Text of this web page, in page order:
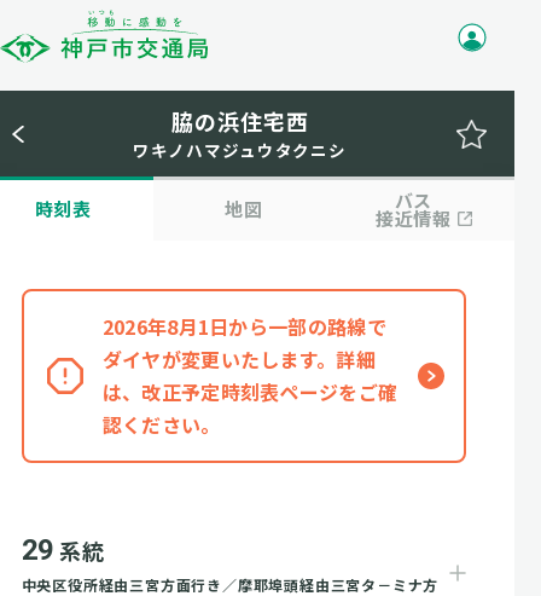
脇の浜住宅西
ワキノハマジュウタクニシ
時刻表 地図 バス
接近情報
2026年8月1日から一部の路線で
ダイヤが変更いたします。詳細
は、改正予定時刻表ページをご確
認ください。
29 系統
中央区役所経由三宮方面行き／摩耶埠頭経由三宮タ－ミナ方